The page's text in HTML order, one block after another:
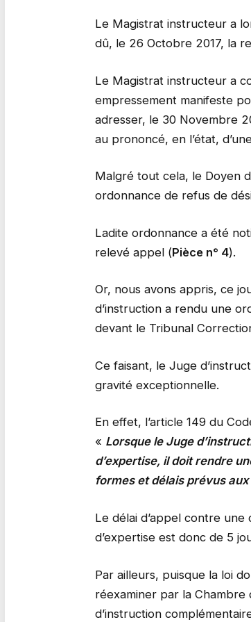
Le Magistrat instructeur a
dû, le 26 Octobre 2017, la
Le Magistrat instructeur a
empressement manifeste
adresser, le 30 Novembre
au prononcé, en l’état,
Malgré tout cela, le Doyen
ordonnance de refus de
Ladite ordonnance a été
relevé appel (Pièce n° 4).
Or, nous avons appris, ce
d’instruction a rendu une
devant le Tribunal
Ce faisant, le Juge
gravité exceptionnelle.
En effet, l’article 149 du
« Lorsque le Juge
d’expertise, il doit rendre
formes et délais prévus
Le délai d’appel contre
d’expertise est donc de 5
Par ailleurs, puisque la loi
réexaminer par la Chambre
d’instruction